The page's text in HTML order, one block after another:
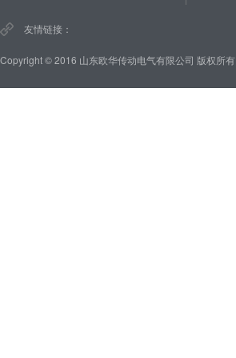
友情链接：
Copyright © 2016 山东欧华传动电气有限公司 版权所有